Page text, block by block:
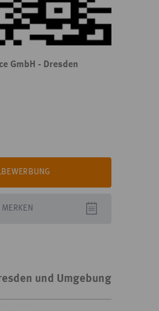
GmbH - Dresden
MERKEN
und Umgebung